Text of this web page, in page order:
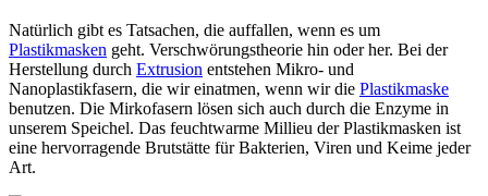
Natürlich gibt es Tatsachen, die auffallen, wenn es um
Plastikmasken geht. Verschwörungstheorie hin oder her. Bei der
Herstellung durch Extrusion entstehen Mikro- und
Nanoplastikfasern, die wir einatmen, wenn wir die Plastikmaske
benutzen. Die Mirkofasern lösen sich auch durch die Enzyme in
unserem Speichel. Das feuchtwarme Millieu der Plastikmasken ist
eine hervorragende Brutstätte für Bakterien, Viren und Keime jeder
Art.